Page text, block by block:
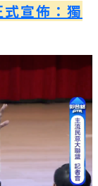
宣佈：獨